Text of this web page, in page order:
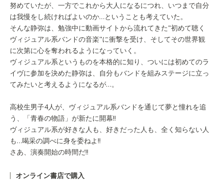
努めていたが、一方でこれから大人になるにつれ、いつまで自分
は我慢をし続ければよいのか…ということも考えていた。
そんな静弥は、勉強中に動画サイトから流れてきた"初めて聴く
ヴィジュアル系バンドの音楽"に衝撃を受け、そしてその世界観
に次第に心を奪われるようになっていく。
ヴィジュアル系というものを本格的に知り、ついには初めてのラ
イヴに参加を決めた静弥は、自分もバンドを組みステージに立っ
てみたいと考えるようになるが…。
高校生男子4人が、ヴィジュアル系バンドを通じて夢と憧れを追
う、「青春の物語」が新たに開幕!!
ヴィジュアル系が好きな人も、好きだった人も、全く知らない人
も…喝采の調べに身を委ねよ!!
さあ、演奏開始の時間だ!!
オンライン書店で購入